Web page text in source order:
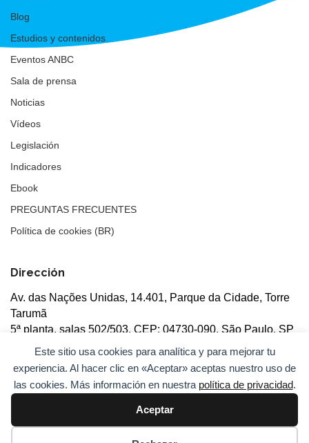
Este sitio usa cookies para analítica y para mejorar tu
experiencia. Al hacer clic en «Aceptar» aceptas nuestro uso de
las cookies. Más información en nuestra política de privacidad.
Aceptar
Blog
Estudios y contenidos
Eventos ANBC
Sala de prensa
Noticias
Vídeos
Legislación
Indicadores
Ebook
PREGUNTAS FRECUENTES
Política de cookies (BR)
Dirección
Av. das Nações Unidas, 14.401, Parque da Cidade, Torre
Tarumã
5ª planta, salas 502/503, CEP: 04730-090, São Paulo, SP
© 2026ANBC.Todos los derechos reservados.Mapa del